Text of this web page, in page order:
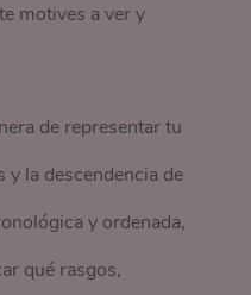
motives a ver y
de representar tu
y la descendencia de
y ordenada,
qué rasgos,